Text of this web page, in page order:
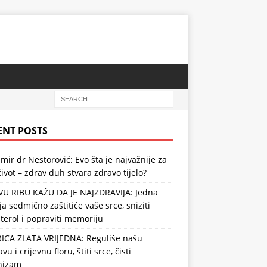
POSTS
dr Nestorović: Evo šta je najvažnije za
– zdrav duh stvara zdravo tijelo?
RIBU KAŽU DA JE NAJZDRAVIJA: Jedna
sedmično zaštitiće vaše srce, sniziti
i popraviti memoriju
ZLATA VRIJEDNA: Reguliše našu
i crijevnu floru, štiti srce, čisti